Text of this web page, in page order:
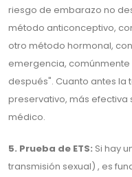
riesgo de embarazo no
método anticonceptivo,
otro método hormonal,
emergencia,
después". Cuanto antes
preservativo, más efectiva
médico.
5. Prueba de ETS: Si hay
transmisión sexual) , es